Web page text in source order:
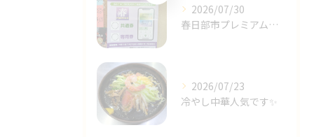
2026/07/30
春日部市プレミアム商品券✨⁡
2026/07/23
冷やし中華人気です✨⁡